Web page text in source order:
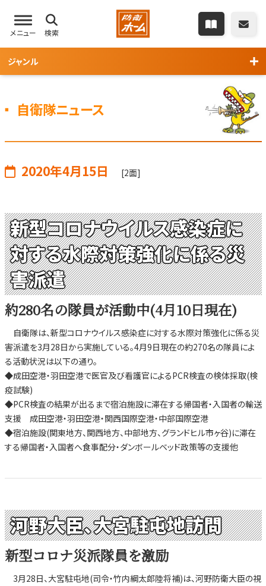
メニュー 検索
ジャンル
自衛隊ニュース
2020年4月15日 [2面]
新型コロナウイルス感染症に
対する水際対策強化に係る災
害派遣
約280名の隊員が活動中(4月10日現在)
自衛隊は、新型コロナウイルス感染症に対する水際対策強化に係る災
害派遣を3月28日から実施している。4月9日現在の約270名の隊員によ
る活動状況は以下の通り。
◆成田空港・羽田空港で医官及び看護官によるPCR検査の検体採取(検
疫試験)
◆PCR検査の結果が出るまで宿泊施設に滞在する帰国者・入国者の輸送
支援 成田空港・羽田空港・関西国際空港・中部国際空港
◆宿泊施設(関東地方、関西地方、中部地方、グランドヒル市ヶ谷)に滞在
する帰国者・入国者へ食事配分・ダンボールベッド政策等の支援他
河野大臣、大宮駐屯地訪問
新型コロナ災派隊員を激励
3月28日、大宮駐屯地(司令・竹内綱太郎陸将補)は、河野防衛大臣の視